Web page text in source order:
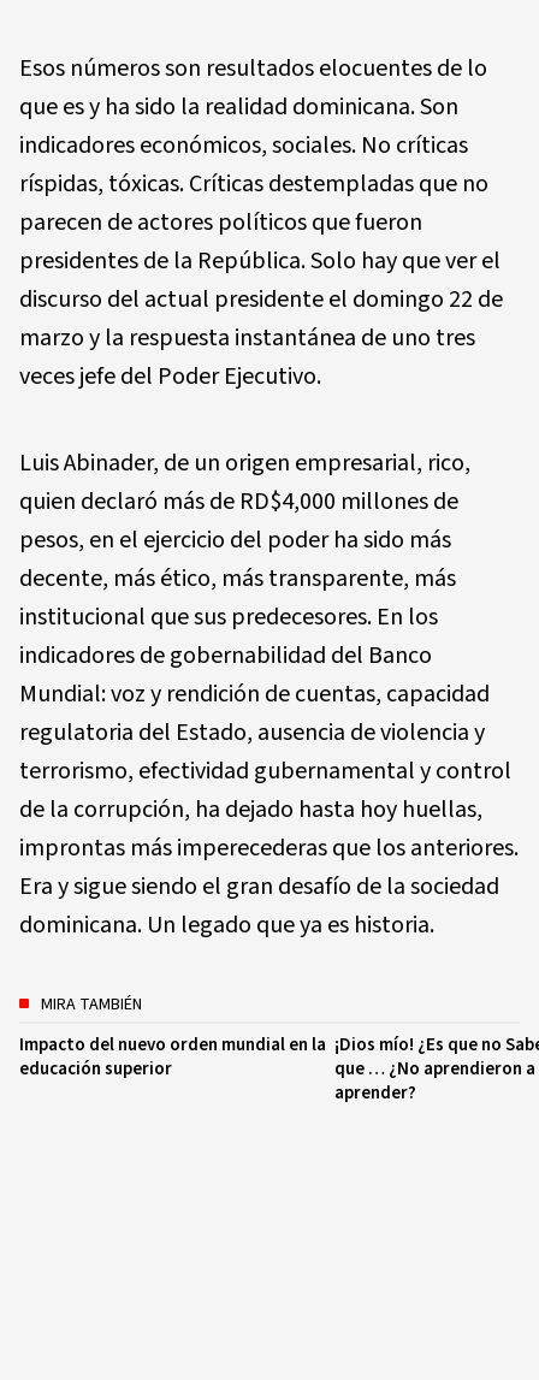
Esos números son resultados elocuentes de lo
que es y ha sido la realidad dominicana. Son
indicadores económicos, sociales. No críticas
ríspidas, tóxicas. Críticas destempladas que no
parecen de actores políticos que fueron
presidentes de la República. Solo hay que ver el
discurso del actual presidente el domingo 22 de
marzo y la respuesta instantánea de uno tres
veces jefe del Poder Ejecutivo.
Luis Abinader, de un origen empresarial, rico,
quien declaró más de RD$4,000 millones de
pesos, en el ejercicio del poder ha sido más
decente, más ético, más transparente, más
institucional que sus predecesores. En los
indicadores de gobernabilidad del Banco
Mundial: voz y rendición de cuentas, capacidad
regulatoria del Estado, ausencia de violencia y
terrorismo, efectividad gubernamental y control
de la corrupción, ha dejado hasta hoy huellas,
improntas más imperecederas que los anteriores.
Era y sigue siendo el gran desafío de la sociedad
dominicana. Un legado que ya es historia.
MIRA TAMBIÉN
Impacto del nuevo orden mundial en la
educación superior
¡Dios mío! ¿Es que no
que … ¿No aprendieron
aprender?